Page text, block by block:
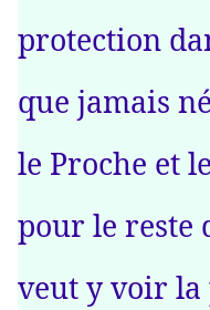
protection
que jamais
le Proche et
pour le reste
veut y voir la